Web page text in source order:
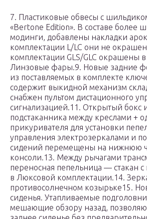
7. Пластиковые обвесы с
«Bertone Edition». В составе более
модинги, добавлены накладки
комплектации L/LC они не
комплектации GLS/GLC окрашены в
Линзовые фары.9. Новые задние
из поставляемых в комплекте
содержит выкидной механизм
снабжен пультом дистационного
сигнализацией.11. Открытый бокс
подстаканника между креслами +
прикуривателя для установки
управления электрозеркалами и
сидений перемещены на нижнюю
консоли.13. Между рычагами
переносная пепельница — стакан
в Люксовой комплектации.14.
противосолнечном козырьке15.
сиденья. Утапливаемые
мешающие обзору назад,